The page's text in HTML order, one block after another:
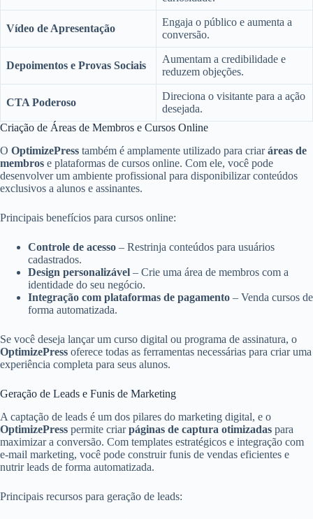
Vídeo de Apresentação
Engaja o público e aumenta a
conversão.
Depoimentos e Provas Sociais
Aumentam a credibilidade e
reduzem objeções.
CTA Poderoso
Direciona o visitante para a ação
desejada.
Criação de Áreas de Membros e Cursos Online
O OptimizePress também é amplamente utilizado para criaráreas de
membros e plataformas de cursos online. Com ele, você pode
desenvolver um ambiente profissional para disponibilizar conteúdos
exclusivos a alunos e assinantes.
Principais benefícios para cursos online:
Controle de acesso – Restrinja conteúdos para usuários
cadastrados.
Design personalizável – Crie uma área de membros com a
identidade do seu negócio.
Integração com plataformas de pagamento – Venda cursos de
forma automatizada.
Se você deseja lançar um curso digital ou programa de assinatura, o
OptimizePress oferece todas as ferramentas necessárias para criar uma
experiência completa para seus alunos.
Geração de Leads e Funis de Marketing
A captação de leads é um dos pilares do marketing digital, e o
OptimizePress permite criarpáginas de captura otimizadas para
maximizar a conversão. Com templates estratégicos e integração com
e-mail marketing, você pode construir funis de vendas eficientes e
nutrir leads de forma automatizada.
Principais recursos para geração de leads: